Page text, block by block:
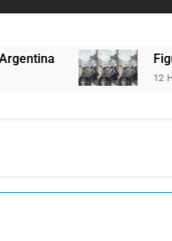
Figuras de
12 Horas Atrás